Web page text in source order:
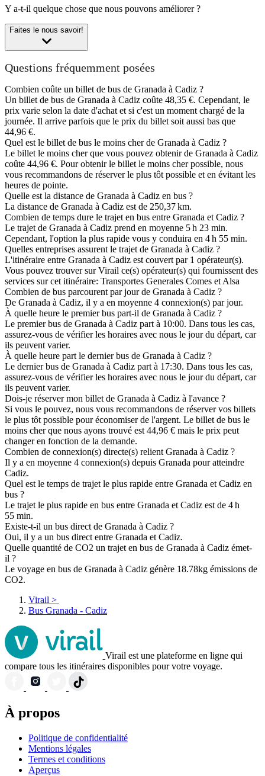
Y a-t-il quelque chose que nous pouvons améliorer ?
Faites le nous savoir!
Questions fréquemment posées
Combien coûte un billet de bus de Granada à Cadiz ?
Un billet de bus de Granada à Cadiz coûte 48,35 €. Cependant, le
prix varie selon la date d'achat et si c'est un moment chargé de la
journée. Il arrive parfois que le prix du billet soit aussi bas que
44,96 €.
Quel est le billet de bus le moins cher de Granada à Cadiz ?
Le billet le moins cher que vous pouvez obtenir de Granada à Cadiz
coûte 44,96 €. Pour obtenir le billet le moins cher possible, nous
vous recommandons de réserver le plus tôt possible et en évitant les
heures de pointe.
Quelle est la distance de Granada à Cadiz en bus ?
La distance de Granada à Cadiz est de 250,37 km.
Combien de temps dure le trajet en bus entre Granada et Cadiz ?
Le trajet de Granada à Cadiz prend en moyenne 5 h 23 min.
Cependant, l'option la plus rapide vous y conduira en 4 h 55 min.
Quelles entreprises assurent le trajet de Granada à Cadiz ?
L'itinéraire entre Granada à Cadiz est couvert par 1 opérateur(s).
Vous pouvez trouver sur Virail ce(s) opérateur(s) qui fournissent des
services sur cet itinéraire: Transportes Generales Comes et Alsa
Combien de bus parcourent par jour de Granada à Cadiz ?
De Granada à Cadiz, il y a en moyenne 4 connexion(s) par jour.
À quelle heure le premier bus part-il de Granada à Cadiz ?
Le premier bus de Granada à Cadiz part à 10:00. Dans tous les cas,
assurez-vous de vérifier les horaires avec nous le jour du départ, car
ils peuvent varier.
À quelle heure part le dernier bus de Granada à Cadiz ?
Le dernier bus de Granada à Cadiz part à 17:30. Dans tous les cas,
assurez-vous de vérifier les horaires avec nous le jour du départ, car
ils peuvent varier.
Dois-je réserver mon billet de Granada à Cadiz à l'avance ?
Si vous le pouvez, nous vous recommandons de réserver vos billets
le plus tôt possible pour économiser de l'argent. Le billet de bus le
moins cher que nous ayons trouvé est 44,96 € mais le prix peut
changer en fonction de la demande.
Combien de connexion(s) directe(s) relient Granada à Cadiz ?
Il y a en moyenne 4 connexion(s) depuis Granada pour atteindre
Cadiz.
Quel est le temps de trajet le plus rapide entre Granada et Cadiz en
bus ?
Le trajet le plus rapide en bus entre Granada et Cadiz est de 4 h
55 min.
Existe-t-il un bus direct de Granada à Cadiz ?
Oui, il y a un bus direct entre Granada et Cadiz.
Quelle quantité de CO2 un trajet en bus de Granada à Cadiz émet-
il ?
Le voyage en bus de Granada à Cadiz génère 18.78kg émissions de
CO2.
Virail >
Bus Granada - Cadiz
Virail est une plateforme en ligne qui
compare tous les itinéraires disponibles pour votre voyage.
À propos
Politique de confidentialité
Mentions légales
Termes et conditions
Aperçus